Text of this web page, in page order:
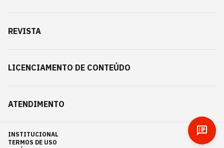
REVISTA
LICENCIAMENTO DE CONTEÚDO
ATENDIMENTO
INSTITUCIONAL
TERMOS DE USO